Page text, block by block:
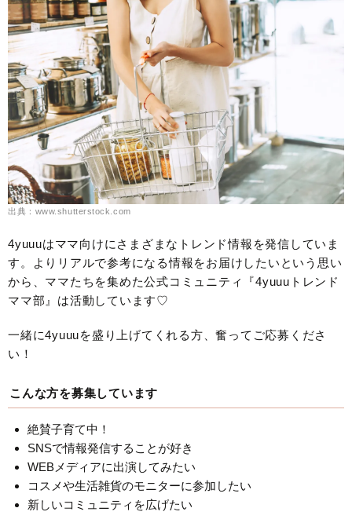
出典：www.shutterstock.com
4yuuuはママ向けにさまざまなトレンド情報を発信していま
す。よりリアルで参考になる情報をお届けしたいという思い
から、ママたちを集めた公式コミュニティ『4yuuuトレンド
ママ部』は活動しています♡
一緒に4yuuuを盛り上げてくれる方、奮ってご応募くださ
い！
こんな方を募集しています
絶賛子育て中！
SNSで情報発信することが好き
WEBメディアに出演してみたい
コスメや生活雑貨のモニターに参加したい
新しいコミュニティを広げたい